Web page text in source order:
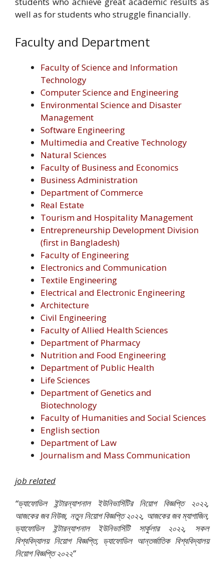
well as for students who struggle financially.
Faculty and Department
Faculty of Science and Information
Technology
Computer Science and Engineering
Environmental Science and Disaster
Management
Software Engineering
Multimedia and Creative Technology
Natural Sciences
Faculty of Business and Economics
Business Administration
Department of Commerce
Real Estate
Tourism and Hospitality Management
Entrepreneurship Development Division
(first in Bangladesh)
Faculty of Engineering
Electronics and Communication
Textile Engineering
Electrical and Electronic Engineering
Architecture
Civil Engineering
Faculty of Allied Health Sciences
Department of Pharmacy
Nutrition and Food Engineering
Department of Public Health
Life Sciences
Department of Genetics and
Biotechnology
Faculty of Humanities and Social Sciences
English section
Department of Law
Journalism and Mass Communication
job related
“ড্যাফোডিল ইন্টারন্যাশনাল ইউনিভার্সিটির নিয়োগ বিজ্ঞপ্তি ২০২২,
আজকের জব নিউজ, নতুন নিয়োগ বিজ্ঞপ্তি ২০২২, আজকের জব ম্যাগাজিন,
ড্যাফোডিল ইন্টারন্যাশনাল ইউনিভার্সিটি সার্কুলার ২০২২, সকল
বিশ্ববিদ্যালয় নিয়োগ বিজ্ঞপ্তি, ড্যাফোডিল আন্তর্জাতিক বিশ্ববিদ্যালয়
নিয়োগ বিজ্ঞপ্তি ২০২২”